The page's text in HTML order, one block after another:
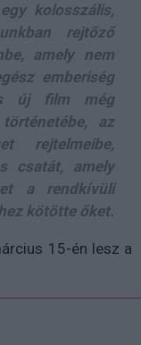
kolosszális,
rejtőző
amely nem
emberiség
új film még
az
rejtelmeibe,
csatát, amely
a rendkívüli
kötötte őket.
15-én lesz a